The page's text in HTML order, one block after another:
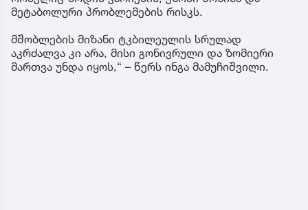
მეტაბოლური პრობლემების რისკს.
მშობლების მიზანი ტკბილეულის სრულად
აკრძალვა კი არა, მისი გონივრული და ზომიერი
მართვა უნდა იყოს,“ – წერს ინგა მამუჩიშვილი.